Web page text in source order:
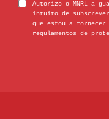
Autorizo o MNRL a
intuito de
que estou a fornecer
regulamentos de